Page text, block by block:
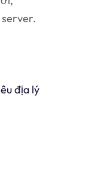
server.
địa lý